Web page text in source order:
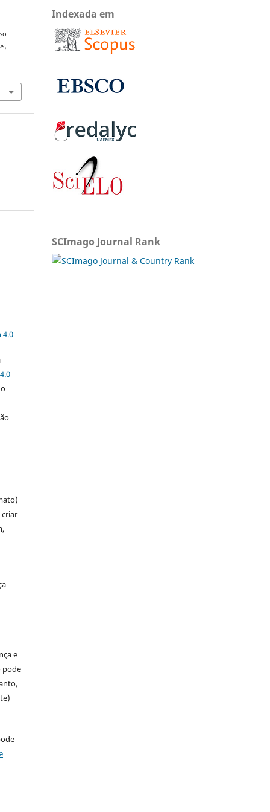
,
4.0
e
pode
Indexada em
SCImago Journal Rank